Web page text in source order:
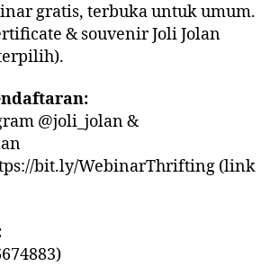
gratis, terbuka untuk umum.
& souvenir Joli Jolan
@joli_jolan &
bit.ly/WebinarThrifting (link